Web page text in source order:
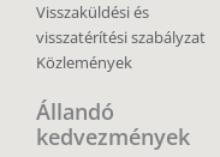
Visszaküldési és
visszatérítési szabályzat
Közlemények
Állandó
kedvezmények